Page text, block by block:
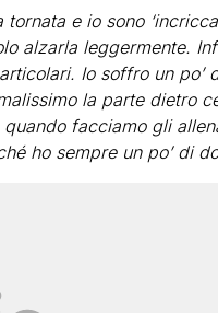
e io sono
alzarla leggermente.
Io soffro un po’
la parte dietro
facciamo gli
ho sempre un po’ di